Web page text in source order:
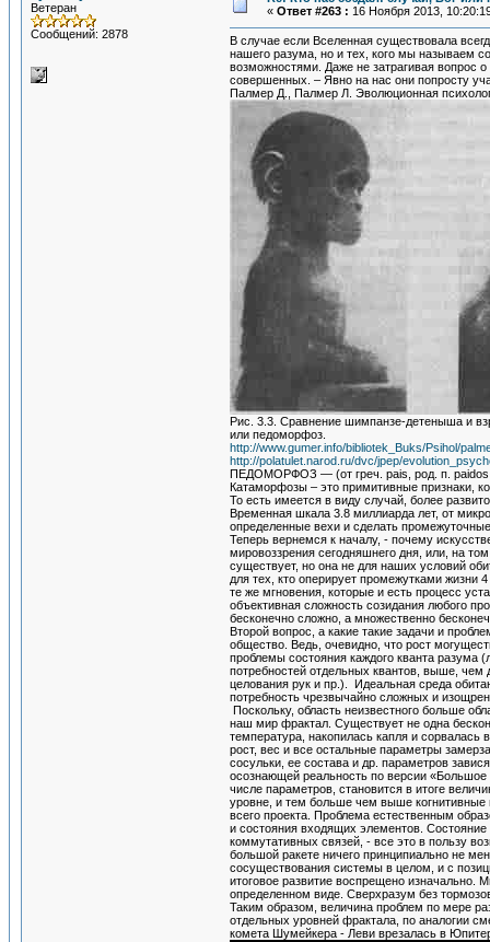
Ветеран
Сообщений: 2878
« Ответ #263 : 16 Ноября 2013,
В случае если Вселенная существовала
нашего разума, но и тех, кого мы называем
возможностями. Даже не затрагивая вопрос
совершенных. – Явно на нас они попросту
Палмер Д., Палмер Л. Эволюционная
Рис. 3.3. Сравнение шимпанзе-детеныша и
или педоморфоз.
http://www.gumer.info/bibliotek_Buks/Psihol/
http://polatulet.narod.ru/dvc/jpep/
ПЕДОМОРФОЗ — (от греч. pais, род. п. paidos
Катаморфозы – это примитивные признаки,
То есть имеется в виду случай, более
Временная шкала 3.8 миллиарда лет, от
определенные вехи и сделать
Теперь вернемся к началу, - почему
мировоззрения сегодняшнего дня, или, на
существует, но она не для наших условий
для тех, кто оперирует промежутками
те же мгновения, которые и есть процесс
объективная сложность созидания любого
бесконечно сложно, а множественно
Второй вопрос, а какие такие задачи и
общество. Ведь, очевидно, что рост
проблемы состояния каждого кванта
потребностей отдельных квантов, выше,
целования рук и пр.). Идеальная среда
потребность чрезвычайно сложных и
Поскольку, область неизвестного больше
наш мир фрактал. Существует не одна
температура, накопилась капля и сорвалась
рост, вес и все остальные параметры
сосульки, ее состава и др. параметров
осознающей реальность по версии
числе параметров, становится в итоге
уровне, и тем больше чем выше когнитивные
всего проекта. Проблема естественным
и состояния входящих элементов.
коммутативных связей, - все это в пользу
большой ракете ничего принципиально не
сосуществования системы в целом, и с
итоговое развитие воспрещено изначально.
определенном виде. Сверхразум без
Таким образом, величина проблем по мере
отдельных уровней фрактала, по аналогии
комета Шумейкера - Леви врезалась в